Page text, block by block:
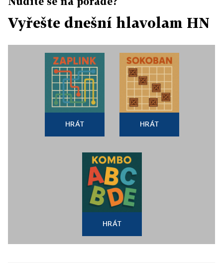
Vyřešte dnešní hlavolam HN
HRÁT HRÁT
HRÁT